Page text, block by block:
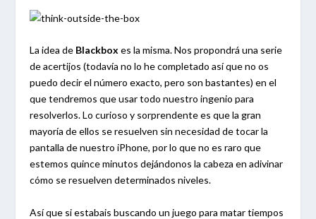
La idea de Blackbox es la misma. Nos propondrá una serie
de acertijos (todavía no lo he completado así que no os
puedo decir el número exacto, pero son bastantes) en el
que tendremos que usar todo nuestro ingenio para
resolverlos. Lo curioso y sorprendente es que la gran
mayoría de ellos se resuelven sin necesidad de tocar la
pantalla de nuestro iPhone, por lo que no es raro que
estemos quince minutos dejándonos la cabeza en adivinar
cómo se resuelven determinados niveles.
Así que si estabais buscando un juego para matar tiempos